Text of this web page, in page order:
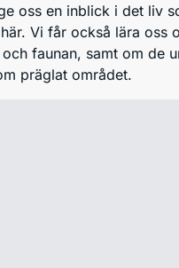
oss en inblick i det liv
Vi får också lära oss
faunan, samt om de
präglat området.